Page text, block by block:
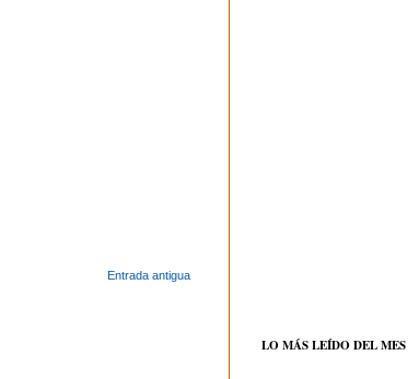
Entrada antigua
LO MÁS LEÍDO DEL MES